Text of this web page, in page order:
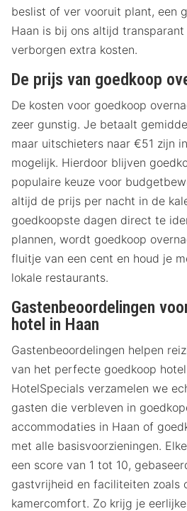
beslist of ver vooruit plant, een
Haan is bij ons altijd
verborgen extra kosten.
De prijs van goedkoop
De kosten voor goedkoop
zeer gunstig. Je betaalt
maar uitschieters naar €51 zijn
mogelijk. Hierdoor blijven
populaire keuze voor
altijd de prijs per nacht in de
goedkoopste dagen direct te
plannen, wordt goedkoop
fluitje van een cent en houd je
lokale restaurants.
Gastenbeoordelingen
hotel in Haan
Gastenbeoordelingen helpen
van het perfecte goedkoop
HotelSpecials verzamelen we
gasten die verbleven in
accommodaties in Haan of
met alle basisvoorzieningen.
een score van 1 tot 10,
gastvrijheid en faciliteiten zoals
kamercomfort. Zo krijg je